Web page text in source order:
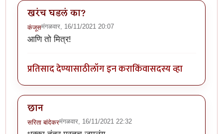
खरंच घडलं का?
कंजूसमंगळवार, 16/11/2021 20:07
आणि तो मित्र!
प्रतिसाद देण्यासाठीलॉग इन कराकिंवासदस्य व्हा
छान
सरिता बांदेकरमंगळवार, 16/11/2021 22:32